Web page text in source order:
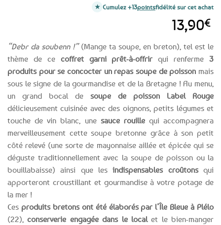
“Debr da soubenn !”(Mange ta soupe, en breton), tel est le
thème de ce coffret garni prêt-à-offrir qui renferme 3
produits pour se concocter un repas soupe de poisson mais
sous le signe de la gourmandise et de la Bretagne ! Au menu,
un grand bocal de soupe de poisson Label Rouge
délicieusement cuisinée avec des oignons, petits légumes et
touche de vin blanc, une sauce rouillequi accompagnera
merveilleusement cette soupe bretonne grâce à son petit
côté relevé (une sorte de mayonnaise aillée et épicée qui se
déguste traditionnellement avec la soupe de poisson ou la
bouillabaisse) ainsi que lesindispensables croûtonsqui
apporteront croustillant et gourmandise à votre potage de
la mer !
Ces produits bretons ont été élaborés par l’Île Bleue à Plélo
(22),conserverie engagée dans le localet le bien-manger
13,90€
Cumulez +13pointsfidélité sur cet achat